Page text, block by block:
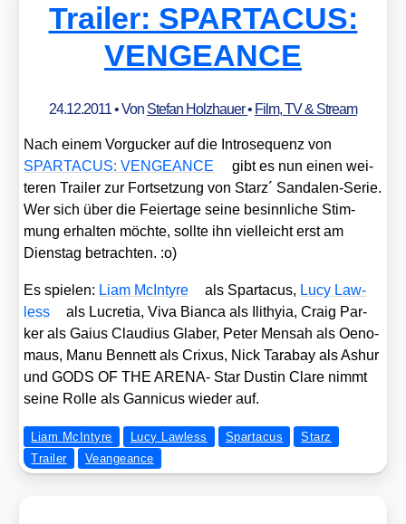
Trailer: SPARTACUS:
VENGEANCE
24.12.2011• Von Stefan Holzhauer• Film, TV & Stream
Nach einem Vor­gu­cker auf die Intro­se­quenz von
SPARTACUS: VENGEANCE
gibt es nun einen wei­
te­ren Trai­ler zur Fort­set­zung von Starz´ San­da­len-Serie.
Wer sich über die Fei­er­ta­ge sei­ne besinn­li­che Stim­
mung erhal­ten möch­te, soll­te ihn viel­leicht erst am
Diens­tag betrach­ten. :o)
Es spie­len: Liam McIn­ty­re als Spar­ta­cus, Lucy Law­
less
als Lucre­tia, Viva Bian­ca als Ilithy­ia, Craig Par­
ker als Gai­us Clau­di­us Gla­ber, Peter Men­sah als Oeno­
maus, Manu Ben­nett als Cri­xus, Nick Tara­bay als Ashur
und GODS OF THE ARENA- Star Dus­tin Cla­re nimmt
sei­ne Rol­le als Gan­ni­cus wie­der auf.
Liam McIntyre Lucy Lawless Spartacus
Starz
Trailer
Veangeance